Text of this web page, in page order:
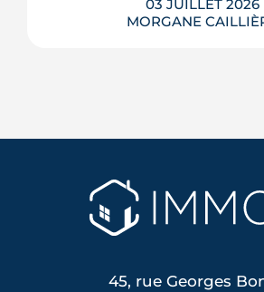
03 JUILLET 2026
MORGANE
desserte en tramway. Tour
ses quartiers, de son cadre
son marché immobilier
envisage de ...
45, rue Georges